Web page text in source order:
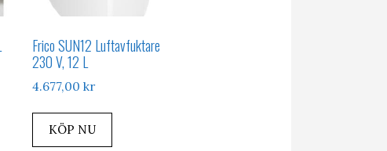
Frico SUN12 Luftavfuktare
230 V, 12 L
4.677,00kr
KÖP NU